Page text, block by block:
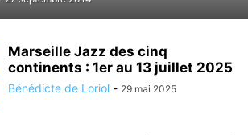
Marseille Jazz des cinq
continents : 1er au 13 juillet 2025
Bénédicte de Loriol - 29 mai 2025